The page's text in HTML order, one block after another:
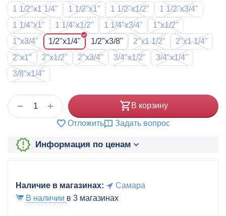
1 1/2"x1 1/4"
1 1/2"x1" 1 1/2"x1/2"
1 1/2"x3/4"
1 1/4"x1"
1 1/4"x1/2" 1 1/4"x3/4"
1"x1/2"
1"x3/4"
1/2"x1/4" 1/2"x3/8" 2"x1 1/2"
2"x1 1/4"
2"x1"
2"x1/2" 2"x3/4" 3/4"x1/2"
3/4"x1/4"
3/8"x1/4"
+
− В корзину
Отложить Задать вопрос
Информация по ценам
Наличие в магазинах:
Самара
В наличии в 3 магазинах